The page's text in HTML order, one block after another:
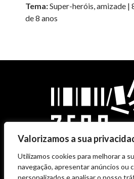
Valorizamos a sua
Utilizamos cookies para melhorar a
navegação, apresentar anúncios ou
personalizados e analisar o nosso
Tema:Super-heróis, amizade |
de 8 anos